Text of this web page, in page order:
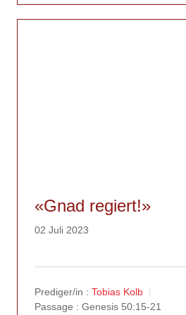
«Gnad regiert!»
02 Juli 2023
Prediger/in : Tobias Kolb
Passage : Genesis 50:15-21